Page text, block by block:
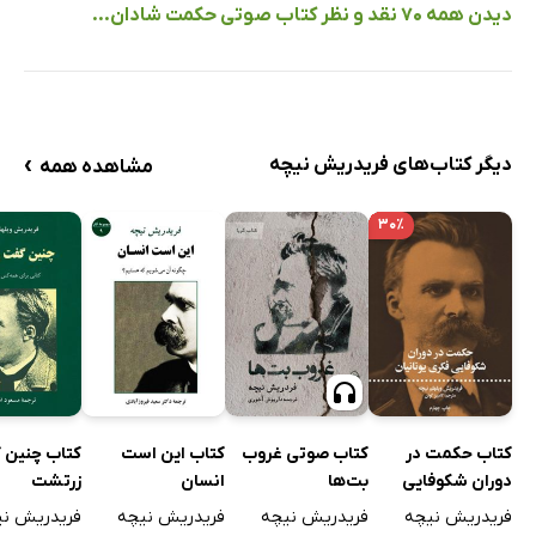
دیدن همه 70 نقد و نظر کتاب صوتی حکمت شادان...
دیگر کتاب‌های فریدریش نیچه مشاهده همه ›
۳۰٪
کتاب حکمت در
دوران شکوفایی
فکری یونانیان
فریدریش نیچه
کتاب صوتی غروب
بت‌ها
فریدریش نیچه
کتاب این است
انسان
فریدریش نیچه
کتاب
زرتشت
فریدریش